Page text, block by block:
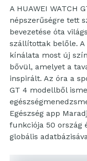
A HUAWEI WATCH
népszerűségre tett
bevezetése óta
szállítottak belőle. A
kínálata most új
bővül, amelyet a
inspirált. Az óra a
GT 4 modellből
Egészség app
funkciója 50 ország
globális